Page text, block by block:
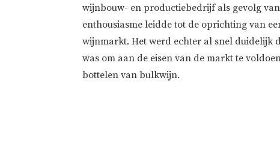
wijnbouw- en productiebedrijf als gevolg
enthousiasme leidde tot de oprichting van
wijnmarkt. Het werd echter al snel duidelijk
was om aan de eisen van de markt te
bottelen van bulkwijn.